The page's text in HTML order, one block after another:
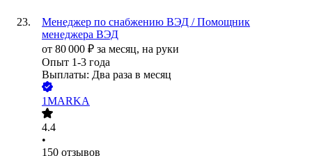
Менеджер по снабжению ВЭД / Помощник
менеджера ВЭД
от 80 000 ₽ за месяц, на руки
Опыт 1-3 года
Выплаты: Два раза в месяц
1MARKA
4.4
•
150 отзывов